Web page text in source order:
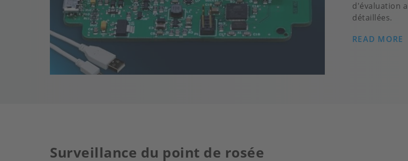
d'évaluation
détaillées.
READ MORE
Surveillance du point de rosée